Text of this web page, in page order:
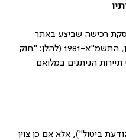
רכישה שביצע באתר
בהתאם להוראות חוק הגנת הצרכן, התשמ"א-1981 (להלן: "חוק
הניתנים במלואם
ביטול"), אלא אם כן צוין